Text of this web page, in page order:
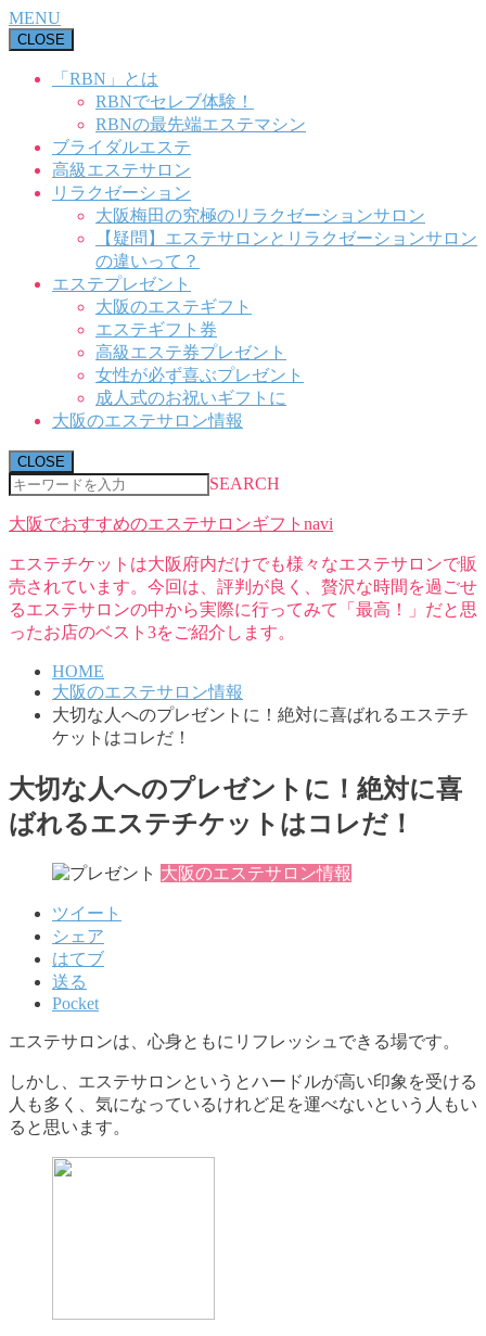
MENU
CLOSE
「RBN」とは
RBNでセレブ体験！
RBNの最先端エステマシン
ブライダルエステ
高級エステサロン
リラクゼーション
大阪梅田の究極のリラクゼーションサロン
【疑問】エステサロンとリラクゼーションサロン
の違いって？
エステプレゼント
大阪のエステギフト
エステギフト券
高級エステ券プレゼント
女性が必ず喜ぶプレゼント
成人式のお祝いギフトに
大阪のエステサロン情報
CLOSE
SEARCH
大阪でおすすめのエステサロンギフトnavi
エステチケットは大阪府内だけでも様々なエステサロンで販
売されています。今回は、評判が良く、贅沢な時間を過ごせ
るエステサロンの中から実際に行ってみて「最高！」だと思
ったお店のベスト3をご紹介します。
HOME
大阪のエステサロン情報
大切な人へのプレゼントに！絶対に喜ばれるエステチ
ケットはコレだ！
大切な人へのプレゼントに！絶対に喜
ばれるエステチケットはコレだ！
大阪のエステサロン情報
ツイート
シェア
はてブ
送る
Pocket
エステサロンは、心身ともにリフレッシュできる場です。
しかし、エステサロンというとハードルが高い印象を受ける
人も多く、気になっているけれど足を運べないという人もい
ると思います。